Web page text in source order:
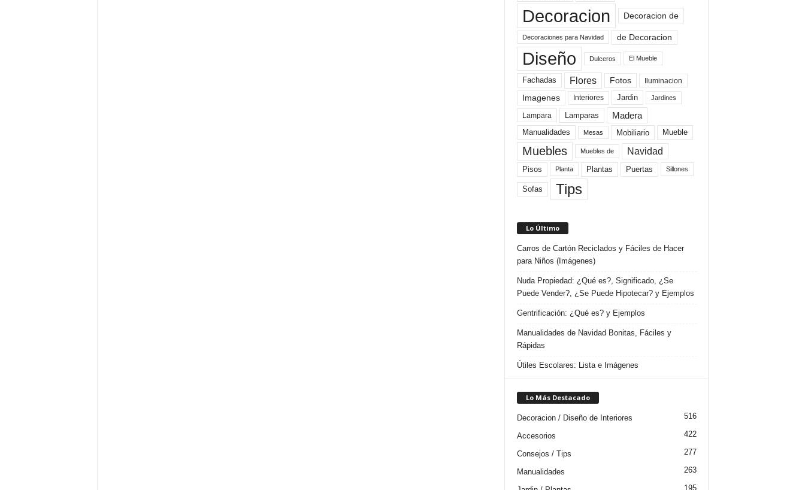
Decoracion Decoracion de
Decoraciones para Navidad de Decoracion
Diseño Dulceros El Mueble
Fachadas Flores Fotos Iluminacion
Imagenes Interiores Jardin Jardines
Lampara Lamparas Madera
Manualidades Mesas Mobiliario Mueble
Muebles Muebles de Navidad
Pisos Planta Plantas Puertas Sillones
Sofas Tips
Lo Último
Carros de Cartón Reciclados y Fáciles de Hacer
para Niños (Imágenes)
Nuda Propiedad: ¿Qué es?, Significado, ¿Se
Puede Vender?, ¿Se Puede Hipotecar? y Ejemplos
Gentrificación: ¿Qué es? y Ejemplos
Manualidades de Navidad Bonitas, Fáciles y
Rápidas
Útiles Escolares: Lista e Imágenes
Lo Más Destacado
Decoracion / Diseño de Interiores 516
Accesorios 422
Consejos / Tips 277
Manualidades 263
195